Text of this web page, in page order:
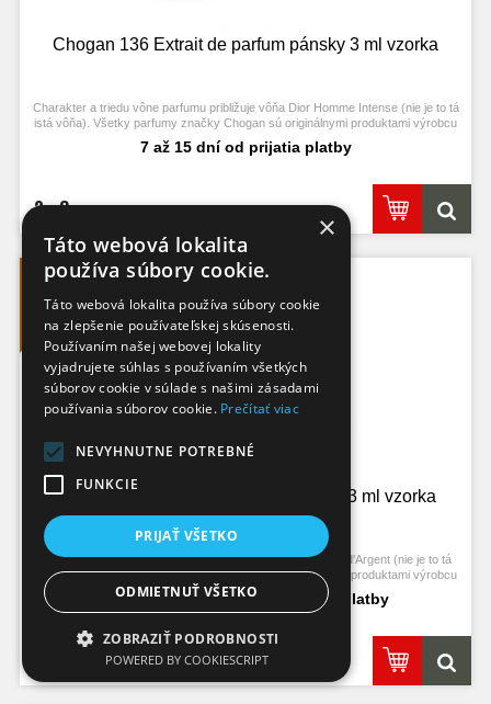
Chogan 136 Extrait de parfum pánsky 3 ml vzorka
Charakter a triedu vône parfumu približuje vôňa Dior Homme Intense (nie je to tá
istá vôňa). Všetky parfumy značky Chogan sú originálnymi produktami výrobcu
7 až 15 dní od prijatia platby
2,- €
SKLADOM
Chogan 135 Extrait de parfum unisex 3 ml vzorka
Charakter a triedu vône parfumu približuje vôňa Dior Bois d'Argent (nie je to tá
istá vôňa). Všetky parfumy značky Chogan sú originálnymi produktami výrobcu
Chogan.
do 3 pracovných dní od prijatia platby
×
Táto webová lokalita
používa súbory cookie.
Táto webová lokalita používa súbory cookie
na zlepšenie používateľskej skúsenosti.
Používaním našej webovej lokality
vyjadrujete súhlas s používaním všetkých
súborov cookie v súlade s našimi zásadami
používania súborov cookie. Prečítať viac
NEVYHNUTNE POTREBNÉ
FUNKCIE
PRIJAŤ VŠETKO
ODMIETNUŤ VŠETKO
ZOBRAZIŤ PODROBNOSTI
POWERED BY COOKIESCRIPT